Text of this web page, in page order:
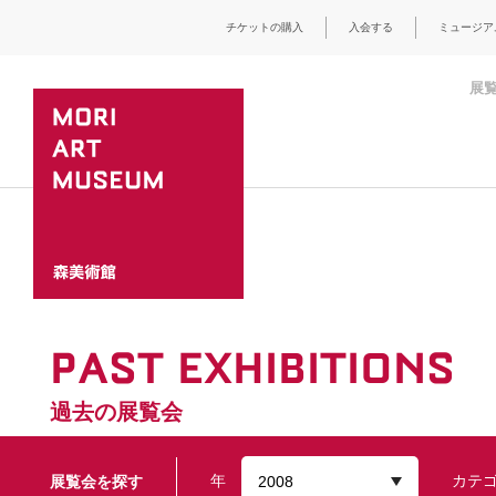
チケットの購入 入会する ミュージ
展
PAST EXHIBITIONS
過去の展覧会
展覧会を探す 年 カテ